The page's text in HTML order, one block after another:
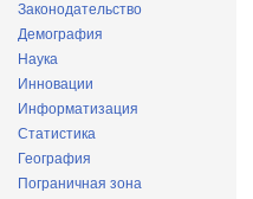
Законодательство
Демография
Наука
Инновации
Информатизация
Статистика
География
Пограничная зона